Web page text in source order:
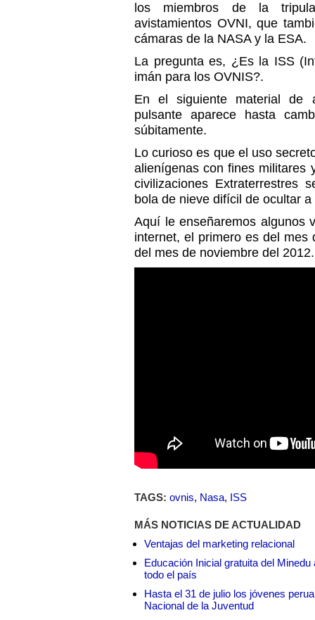
los miembros de la
avistamientos OVNI, que
cámaras de la NASA y la ESA.
La pregunta es, ¿Es la ISS
imán para los OVNIS?.
En el siguiente material de
pulsante aparece hasta
súbitamente.
Lo curioso es que el uso
alienígenas con fines militares
civilizaciones Extraterrestres
bola de nieve difícil de ocultar
Aquí le enseñaremos algunos
internet, el primero es del
del mes de noviembre del 2012.
TAGS: ovnis, Nasa, ISS
MÁS NOTICIAS DE ACTUALIDAD
Ventajas del marketing relacional
Educación Inicial gratuita del
todo el país
Hasta el 31 de julio los jóvenes
Nacional de la Juventud